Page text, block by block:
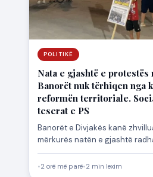
POLITIKË
Nata e gjashtë e protestës
Banorët nuk tërhiqen nga
reformën territoriale.
teserat e PS
Banorët e Divjakës kanë
mërkurës natën e gjashtë
kundër projektit të…
•2 orë më parë•2 min lexim